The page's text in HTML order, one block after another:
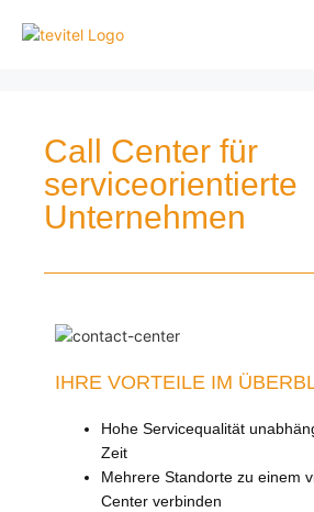
Call Center für
serviceorientierte
Unternehmen
IHRE VORTEILE IM
Hohe Servicequalität
Zeit
Mehrere Standorte zu einem
Center verbinden